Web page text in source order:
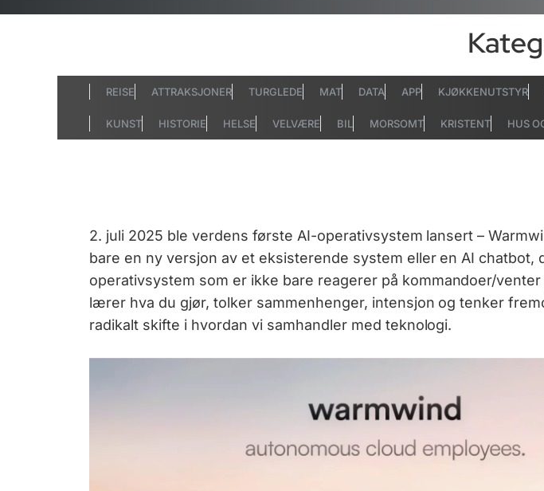
REISE ATTRAKSJONER TURGLEDE MAT DATA APP KJØKKENUTSTYR
KUNST HISTORIE HELSE VELVÆRE BIL MORSOMT KRISTENT HUS
2. juli 2025 ble verdens første AI-operativsystem lansert –
bare en ny versjon av et eksisterende system eller en AI chatbot,
operativsystem som er ikke bare reagerer på kommandoer/
lærer hva du gjør, tolker sammenhenger, intensjon og tenker
radikalt skifte i hvordan vi samhandler med teknologi.